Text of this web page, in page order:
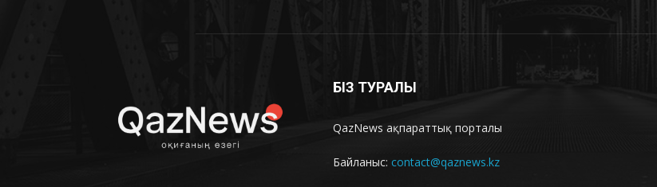
БІЗ ТУРАЛЫ
QazNews ақпараттық порталы
Байланыс: contact@qaznews.kz